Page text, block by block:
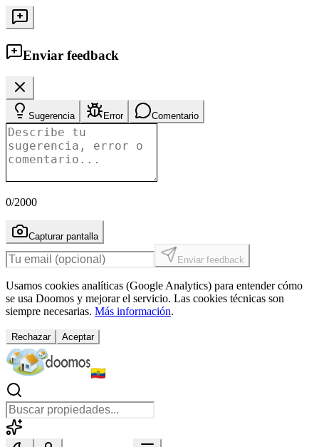
Enviar feedback
Sugerencia Error Comentario
0/2000
Capturar pantalla
Enviar feedback
Usamos cookies analíticas (Google Analytics) para entender cómo
se usa Doomos y mejorar el servicio. Las cookies técnicas son
siempre necesarias. Más información.
Rechazar Aceptar